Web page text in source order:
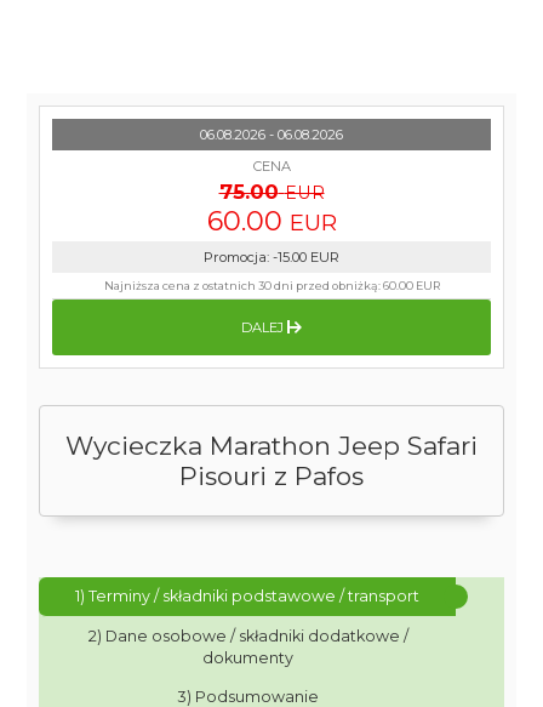
Wycieczka Marathon Jeep Safari
Pisouri z Pafos
1) Terminy / składniki podstawowe / transport
2) Dane osobowe / składniki dodatkowe /
dokumenty
3) Podsumowanie
06.08.2026 - 06.08.2026
CENA
75.00 EUR
60.00 EUR
Promocja: -15.00 EUR
Najniższa cena z ostatnich 30 dni przed obniżką:60.00 EUR
DALEJ